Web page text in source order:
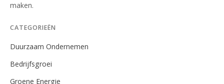
maken.
CATEGORIEËN
Duurzaam Ondernemen
Bedrijfsgroei
Groene Energie